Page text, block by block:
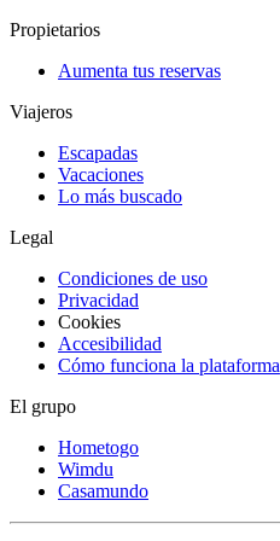
Propietarios
Aumenta tus reservas
Viajeros
Escapadas
Vacaciones
Lo más buscado
Legal
Condiciones de uso
Privacidad
Cookies
Accesibilidad
Cómo funciona la plataforma
El grupo
Hometogo
Wimdu
Casamundo